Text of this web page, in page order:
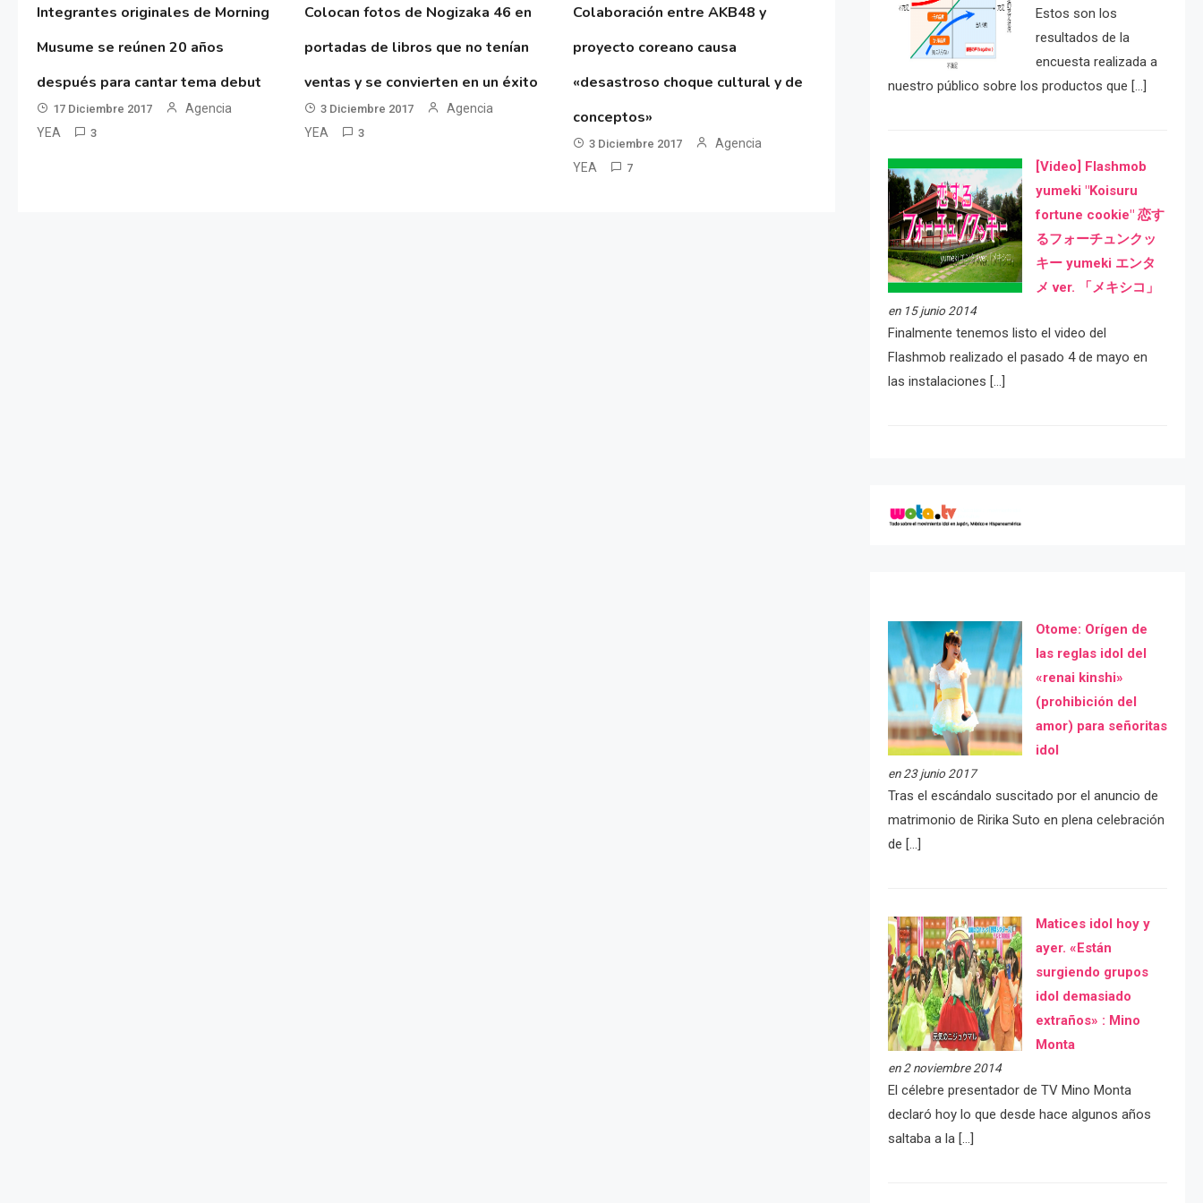
Integrantes originales de Morning
Musume se reúnen 20 años
después para cantar tema debut
17 Diciembre 2017
Agencia
YEA
3
Colocan fotos de Nogizaka 46 en
portadas de libros que no tenían
ventas y se convierten en un éxito
3 Diciembre 2017
Agencia
YEA
3
Colaboración entre AKB48 y
proyecto coreano causa
«desastroso choque cultural y de
conceptos»
3 Diciembre 2017
Agencia
YEA
7
Estos son los
resultados de la
encuesta realizada a
nuestro público sobre los productos que […]
[Video] Flashmob
yumeki "Koisuru
fortune cookie" 恋す
るフォーチュンクッ
キー yumeki エンタ
メ ver. 「メキシコ」
en 15 junio 2014
Finalmente tenemos listo el video del
Flashmob realizado el pasado 4 de mayo en
las instalaciones […]
Otome: Orígen de
las reglas idol del
«renai kinshi»
(prohibición del
amor) para señoritas
idol
en 23 junio 2017
Tras el escándalo suscitado por el anuncio de
matrimonio de Ririka Suto en plena celebración
de […]
Matices idol hoy y
ayer. «Están
surgiendo grupos
idol demasiado
extraños» : Mino
Monta
en 2 noviembre 2014
El célebre presentador de TV Mino Monta
declaró hoy lo que desde hace algunos años
saltaba a la […]